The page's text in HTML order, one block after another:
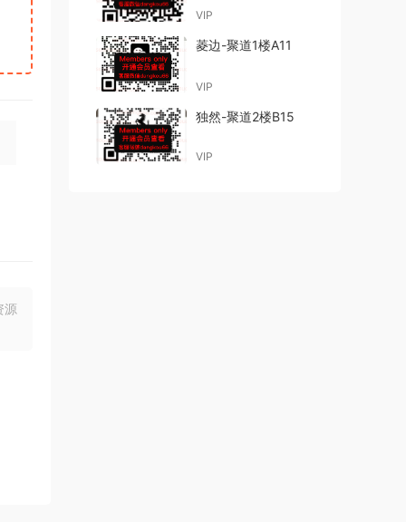
源
VIP
菱边-聚道1楼A11
VIP
独然-聚道2楼B15
VIP